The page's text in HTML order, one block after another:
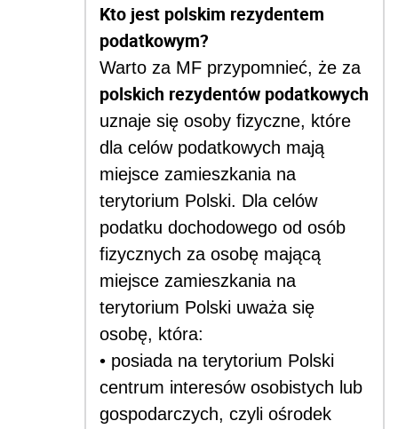
Kto jest polskim rezydentem
podatkowym?
Warto za MF przypomnieć, że za
polskich rezydentów podatkowych
uznaje się osoby fizyczne, które
dla celów podatkowych mają
miejsce zamieszkania na
terytorium Polski. Dla celów
podatku dochodowego od osób
fizycznych za osobę mającą
miejsce zamieszkania na
terytorium Polski uważa się
osobę, która:
• posiada na terytorium Polski
centrum interesów osobistych lub
gospodarczych, czyli ośrodek